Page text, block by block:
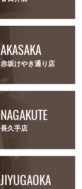
AKASAKA
赤坂けやき通り店
NAGAKUTE
長久手店
JIYUGAOKA